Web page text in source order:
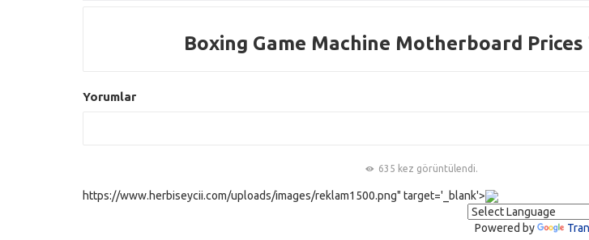
Boxing Game Machine Motherboard
Yorumlar
635 kez görüntülendi.
https://www.herbiseycii.com/uploads/images/reklam1500.png" target='_blank'>
Powered by